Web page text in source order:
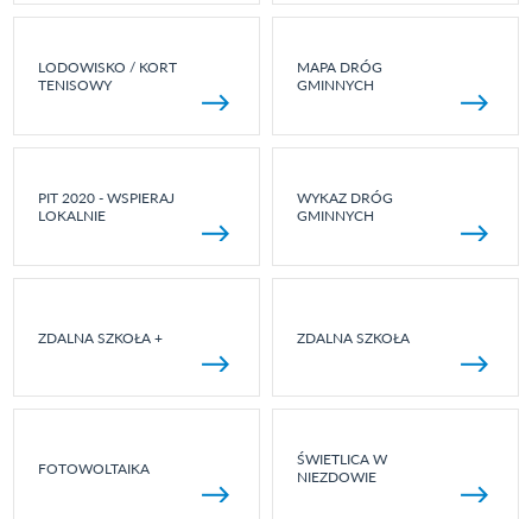
LODOWISKO / KORT
TENISOWY
MAPA DRÓG
GMINNYCH
PIT 2020 - WSPIERAJ
LOKALNIE
WYKAZ DRÓG
GMINNYCH
ZDALNA SZKOŁA + ZDALNA SZKOŁA
FOTOWOLTAIKA
ŚWIETLICA W
NIEZDOWIE